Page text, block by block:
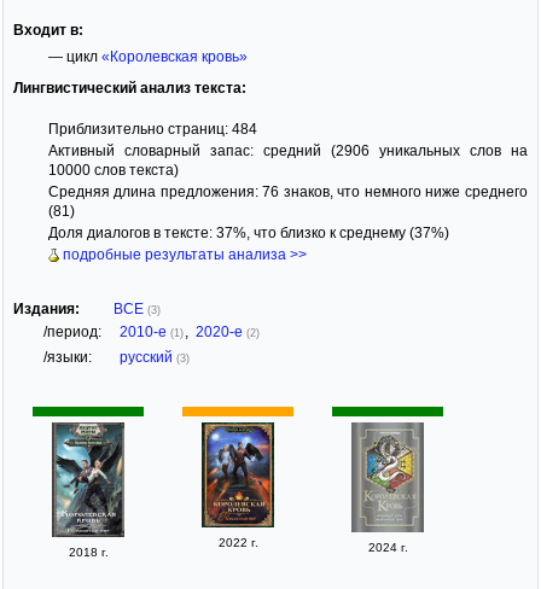
Входит в:
— цикл «Королевская кровь»
Лингвистический анализ текста:
Приблизительно страниц: 484
Активный словарный запас: средний (2906 уникальных слов на
10000 слов текста)
Средняя длина предложения: 76 знаков, что немного ниже среднего
(81)
Доля диалогов в тексте: 37%, что близко к среднему (37%)
подробные результаты анализа >>
Издания: ВСЕ (3)
/период: 2010-е (1) 2020-е (2)
/языки: русский (3)
2018 г.
2022 г. 2024 г.